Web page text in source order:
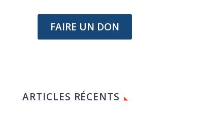
FAIRE UN DON
ARTICLES RÉCENTS